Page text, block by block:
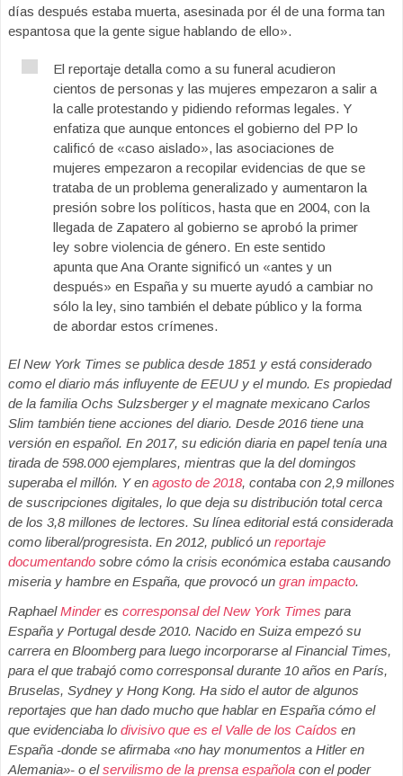
días después estaba muerta, asesinada por él de una forma tan
espantosa que la gente sigue hablando de ello».
El reportaje detalla como a su funeral acudieron
cientos de personas y las mujeres empezaron a salir a
la calle protestando y pidiendo reformas legales. Y
enfatiza que aunque entonces el gobierno del PP lo
calificó de «caso aislado», las asociaciones de
mujeres empezaron a recopilar evidencias de que se
trataba de un problema generalizado y aumentaron la
presión sobre los políticos, hasta que en 2004, con la
llegada de Zapatero al gobierno se aprobó la primer
ley sobre violencia de género. En este sentido
apunta que Ana Orante significó un «antes y un
después» en España y su muerte ayudó a cambiar no
sólo la ley, sino también el debate público y la forma
de abordar estos crímenes.
El New York Times se publica desde 1851 y está considerado
como el diario más influyente de EEUU y el mundo. Es propiedad
de la familia Ochs Sulzsberger y el magnate mexicano Carlos
Slim también tiene acciones del diario. Desde 2016 tiene una
versión en español. En 2017, su edición diaria en papel tenía una
tirada de 598.000 ejemplares, mientras que la del domingos
superaba el millón. Y en agosto de 2018, contaba con 2,9 millones
de suscripciones digitales, lo que deja su distribución total cerca
de los 3,8 millones de lectores. Su línea editorial está considerada
como liberal/progresista. En 2012, publicó un reportaje
documentando sobre cómo la crisis económica estaba causando
miseria y hambre en España, que provocó un gran impacto.
RaphaelMinderes corresponsal del New York Times para
España y Portugal desde 2010. Nacido en Suiza empezó su
carrera en Bloomberg para luego incorporarse al Financial Times,
para el que trabajó como corresponsal durante 10 años en París,
Bruselas, Sydney y Hong Kong. Ha sido el autor de algunos
reportajes que han dado mucho que hablar en España cómo el
que evidenciaba lo divisivo que es el Valle de los Caídos en
España -donde se afirmaba «no hay monumentos a Hitler en
Alemania»- o elservilismo de la prensa española con el poder